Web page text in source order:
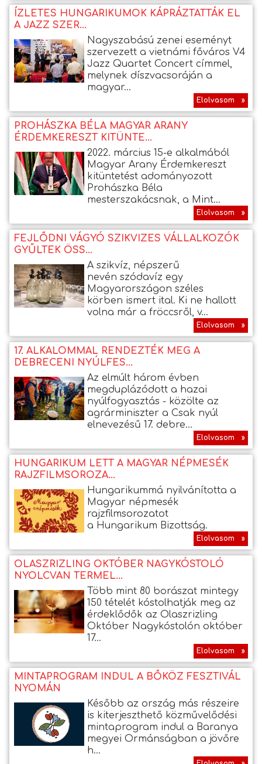
ÍZLETES HUNGARIKUMOK KÁPRÁZTATTÁK EL
A JAZZ SZER...
Nagyszabású zenei eseményt
szervezett a vietnámi főváros V4
Jazz Quartet Concert címmel,
melynek díszvacsoráján a
magyar...
Elolvasom »
PROHÁSZKA BÉLA MAGYAR ARANY
ÉRDEMKERESZT KITÜNTE...
2022. március 15-e alkalmából
Magyar Arany Érdemkereszt
kitüntetést adományozott
Prohászka Béla
mesterszakácsnak, a Mint...
Elolvasom »
FEJLŐDNI VÁGYÓ SZIKVIZES VÁLLALKOZÓK
GYŰLTEK ÖSS...
A szikvíz, népszerű
nevén szódavíz egy
Magyarországon széles
körben ismert ital. Ki ne hallott
volna már a fröccsről, v...
Elolvasom »
17. ALKALOMMAL RENDEZTÉK MEG A
DEBRECENI NYÚLFES...
Az elmúlt három évben
megduplázódott a hazai
nyúlfogyasztás - közölte az
agrárminiszter a Csak nyúl
elnevezésű 17. debre...
Elolvasom »
HUNGARIKUM LETT A MAGYAR NÉPMESÉK
RAJZFILMSOROZA...
Hungarikummá nyilvánította a
Magyar népmesék
rajzfilmsorozatot
a Hungarikum Bizottság.
Elolvasom »
OLASZRIZLING OKTÓBER NAGYKÓSTOLÓ
NYOLCVAN TERMEL...
Több mint 80 borászat mintegy
150 tételét kóstolhatják meg az
érdeklődők az Olaszrizling
Október Nagykóstolón október
17...
Elolvasom »
MINTAPROGRAM INDUL A BŐKÖZ FESZTIVÁL
NYOMÁN
Később az ország más részeire
is kiterjeszthető közművelődési
mintaprogram indul a Baranya
megyei Ormánságban a jövőre
h...